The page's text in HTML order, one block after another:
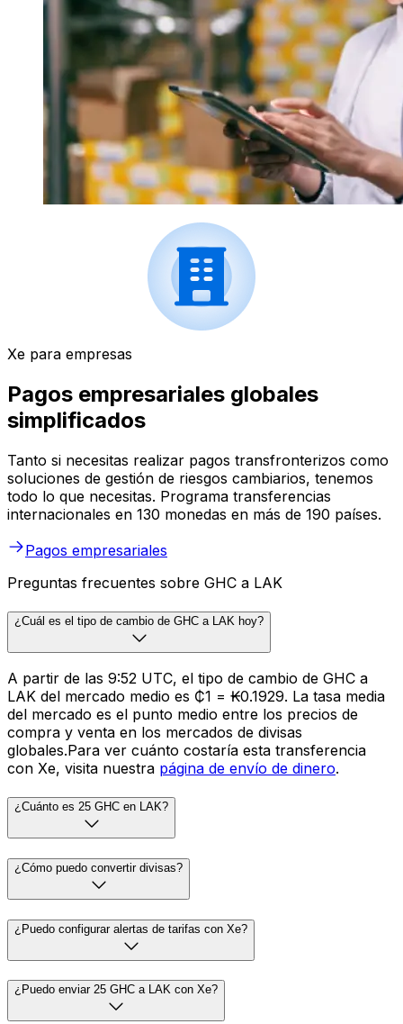
Xe para empresas
Pagos empresariales globales
simplificados
Tanto si necesitas realizar pagos transfronterizos como
soluciones de gestión de riesgos cambiarios, tenemos
todo lo que necesitas. Programa transferencias
internacionales en 130 monedas en más de 190 países.
Pagos empresariales
Preguntas frecuentes sobre GHC a LAK
¿Cuál es el tipo de cambio de GHC a LAK hoy?
A partir de las 9:52 UTC, el tipo de cambio de GHC a
LAK del mercado medio es ₵1 = ₭0.1929. La tasa media
del mercado es el punto medio entre los precios de
compra y venta en los mercados de divisas
globales.Para ver cuánto costaría esta transferencia
con Xe, visita nuestra página de envío de dinero.
¿Cuánto es 25 GHC en LAK?
¿Cómo puedo convertir divisas?
¿Puedo configurar alertas de tarifas con Xe?
¿Puedo enviar 25 GHC a LAK con Xe?